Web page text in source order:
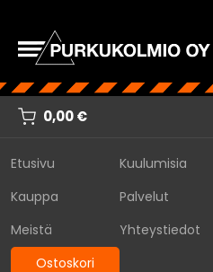
0,00€
Etusivu
Kuulumisia
Kauppa
Palvelut
Meistä
Yhteystiedot
Ostoskori